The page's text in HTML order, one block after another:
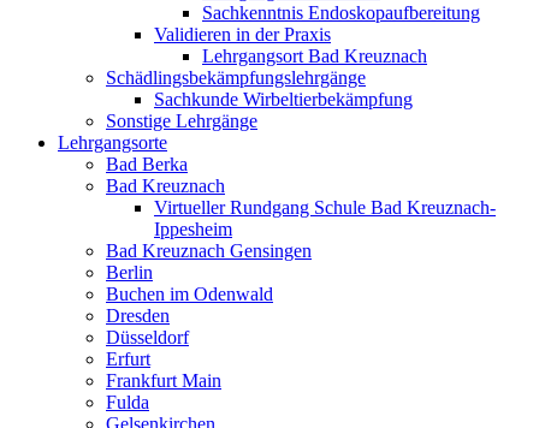
Sachkenntnis Endoskopaufbereitung
Validieren in der Praxis
Lehrgangsort Bad Kreuznach
Schädlingsbekämpfungslehrgänge
Sachkunde Wirbeltierbekämpfung
Sonstige Lehrgänge
Lehrgangsorte
Bad Berka
Bad Kreuznach
Virtueller Rundgang Schule Bad Kreuznach-
Ippesheim
Bad Kreuznach Gensingen
Berlin
Buchen im Odenwald
Dresden
Düsseldorf
Erfurt
Frankfurt Main
Fulda
Gelsenkirchen